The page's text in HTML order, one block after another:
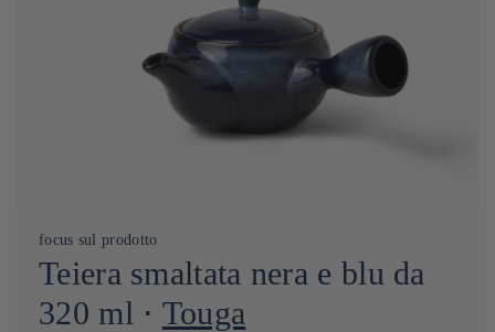
focus sul prodotto
Teiera smaltata nera e blu da
320 ml ⋅ Touga